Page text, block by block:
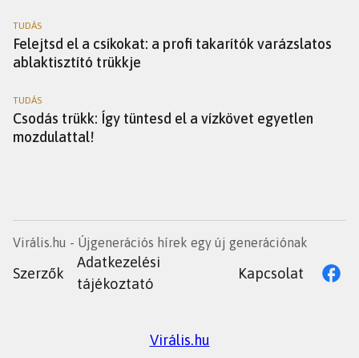
TUDÁS
Felejtsd el a csíkokat: a profi takarítók varázslatos
ablaktisztító trükkje
TUDÁS
Csodás trükk: Így tüntesd el a vízkövet egyetlen
mozdulattal!
Virális.hu - Újgenerációs hírek egy új generációnak
Szerzők
Adatkezelési
tájékoztató
Kapcsolat
Virális.hu